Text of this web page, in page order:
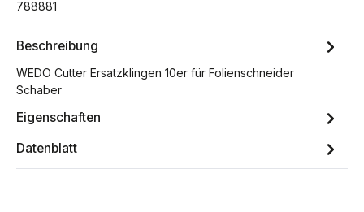
788881
Beschreibung
WEDO Cutter Ersatzklingen 10er für Folienschneider
Schaber
Eigenschaften
Datenblatt